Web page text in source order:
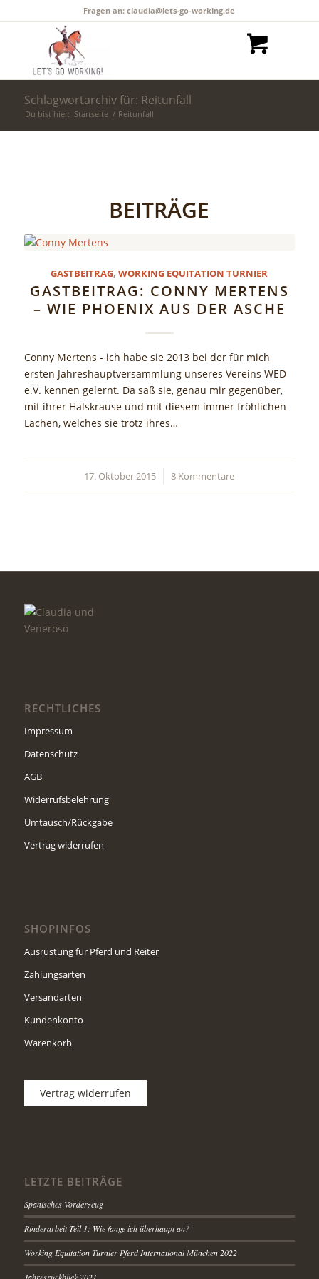
Fragen an: claudia@lets-go-working.de
Schlagwortarchiv für: Reitunfall
Du bist hier: Startseite / Reitunfall
BEITRÄGE
GASTBEITRAG,WORKING EQUITATION TURNIER
GASTBEITRAG: CONNY MERTENS
– WIE PHOENIX AUS DER ASCHE
Conny Mertens - ich habe sie 2013 bei der für mich
ersten Jahreshauptversammlung unseres Vereins WED
e.V. kennen gelernt. Da saß sie, genau mir gegenüber,
mit ihrer Halskrause und mit diesem immer fröhlichen
Lachen, welches sie trotz ihres…
17. Oktober 2015
/ 8 Kommentare
RECHTLICHES
Impressum
Datenschutz
AGB
Widerrufsbelehrung
Umtausch/Rückgabe
Vertrag widerrufen
SHOPINFOS
Ausrüstung für Pferd und Reiter
Zahlungsarten
Versandarten
Kundenkonto
Warenkorb
Vertrag widerrufen
LETZTE BEITRÄGE
Spanisches Vorderzeug
Rinderarbeit Teil 1: Wie fange ich überhaupt an?
Working Equitation Turnier Pferd International München 2022